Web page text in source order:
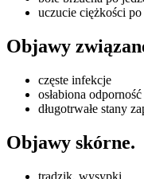
uczucie ciężkości po
Objawy
częste infekcje
osłabiona odporność
długotrwałe stany
Objawy skórne.
trądzik, wysypki